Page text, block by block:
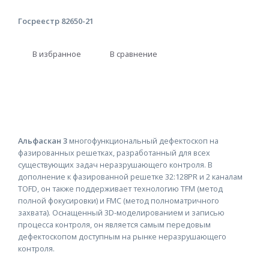
Госреестр 82650-21
В избранное В сравнение
Альфаскан 3 многофункциональный дефектоскоп на
фазированных решетках, разработанный для всех
существующих задач неразрушающего контроля. В
дополнение к фазированной решетке 32:128PR и 2 каналам
TOFD, он также поддерживает технологию TFM (метод
полной фокусировки) и FMC (метод полноматричного
захвата). Оснащенный 3D-моделированием и записью
процесса контроля, он является самым передовым
дефектоскопом доступным на рынке неразрушающего
контроля.